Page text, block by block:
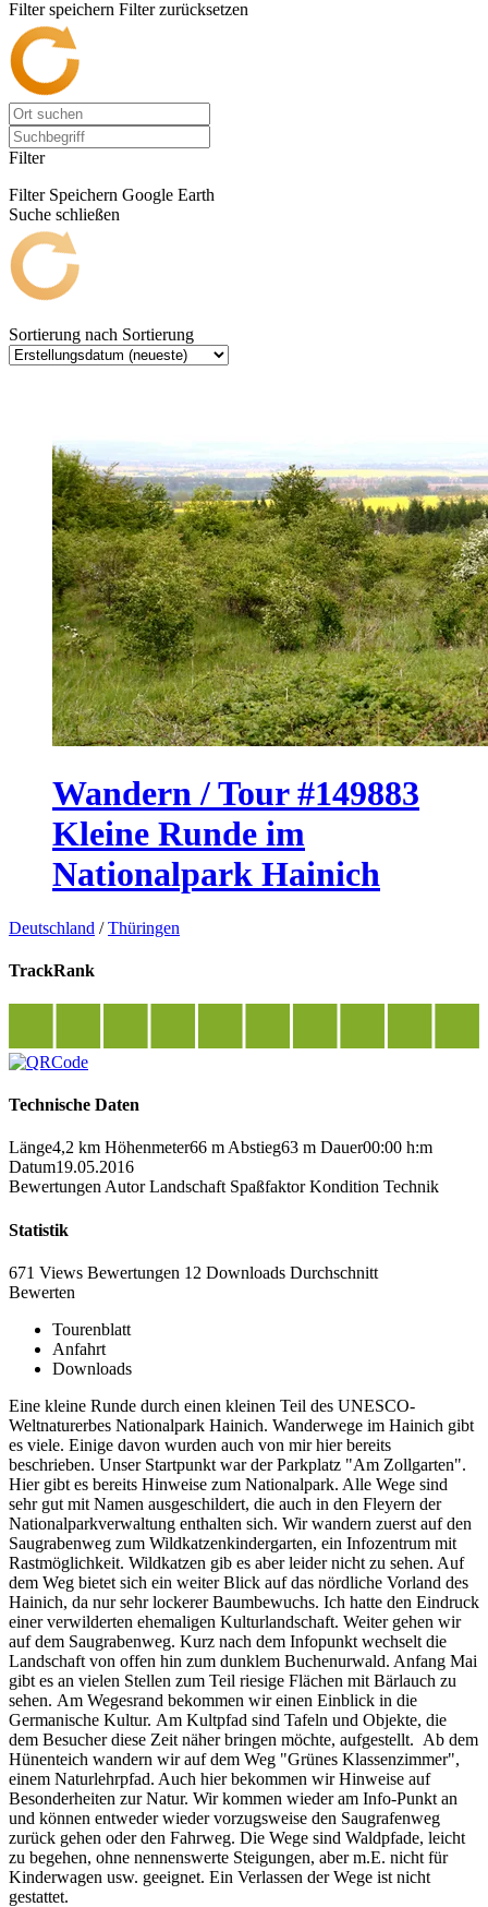
Filter speichern Filter zurücksetzen
Filter
Filter Speichern Google Earth
Suche schließen
Sortierung nach Sortierung
Wandern / Tour #149883
Kleine Runde im
Nationalpark Hainich
Deutschland /Thüringen
TrackRank
Technische Daten
Länge4,2 km Höhenmeter66 m Abstieg63 m Dauer00:00 h:m
Datum19.05.2016
Bewertungen Autor Landschaft Spaßfaktor Kondition Technik
Statistik
671 Views Bewertungen 12 Downloads Durchschnitt
Bewerten
Tourenblatt
Anfahrt
Downloads
Eine kleine Runde durch einen kleinen Teil des UNESCO-
Weltnaturerbes Nationalpark Hainich. Wanderwege im Hainich gibt
es viele. Einige davon wurden auch von mir hier bereits
beschrieben. Unser Startpunkt war der Parkplatz "Am Zollgarten".
Hier gibt es bereits Hinweise zum Nationalpark. Alle Wege sind
sehr gut mit Namen ausgeschildert, die auch in den Fleyern der
Nationalparkverwaltung enthalten sich. Wir wandern zuerst auf den
Saugrabenweg zum Wildkatzenkindergarten, ein Infozentrum mit
Rastmöglichkeit. Wildkatzen gib es aber leider nicht zu sehen. Auf
dem Weg bietet sich ein weiter Blick auf das nördliche Vorland des
Hainich, da nur sehr lockerer Baumbewuchs. Ich hatte den Eindruck
einer verwilderten ehemaligen Kulturlandschaft. Weiter gehen wir
auf dem Saugrabenweg. Kurz nach dem Infopunkt wechselt die
Landschaft von offen hin zum dunklem Buchenurwald. Anfang Mai
gibt es an vielen Stellen zum Teil riesige Flächen mit Bärlauch zu
sehen. Am Wegesrand bekommen wir einen Einblick in die
Germanische Kultur. Am Kultpfad sind Tafeln und Objekte, die
dem Besucher diese Zeit näher bringen möchte, aufgestellt. Ab dem
Hünenteich wandern wir auf dem Weg "Grünes Klassenzimmer",
einem Naturlehrpfad. Auch hier bekommen wir Hinweise auf
Besonderheiten zur Natur. Wir kommen wieder am Info-Punkt an
und können entweder wieder vorzugsweise den Saugrafenweg
zurück gehen oder den Fahrweg. Die Wege sind Waldpfade, leicht
zu begehen, ohne nennenswerte Steigungen, aber m.E. nicht für
Kinderwagen usw. geeignet. Ein Verlassen der Wege ist nicht
gestattet.